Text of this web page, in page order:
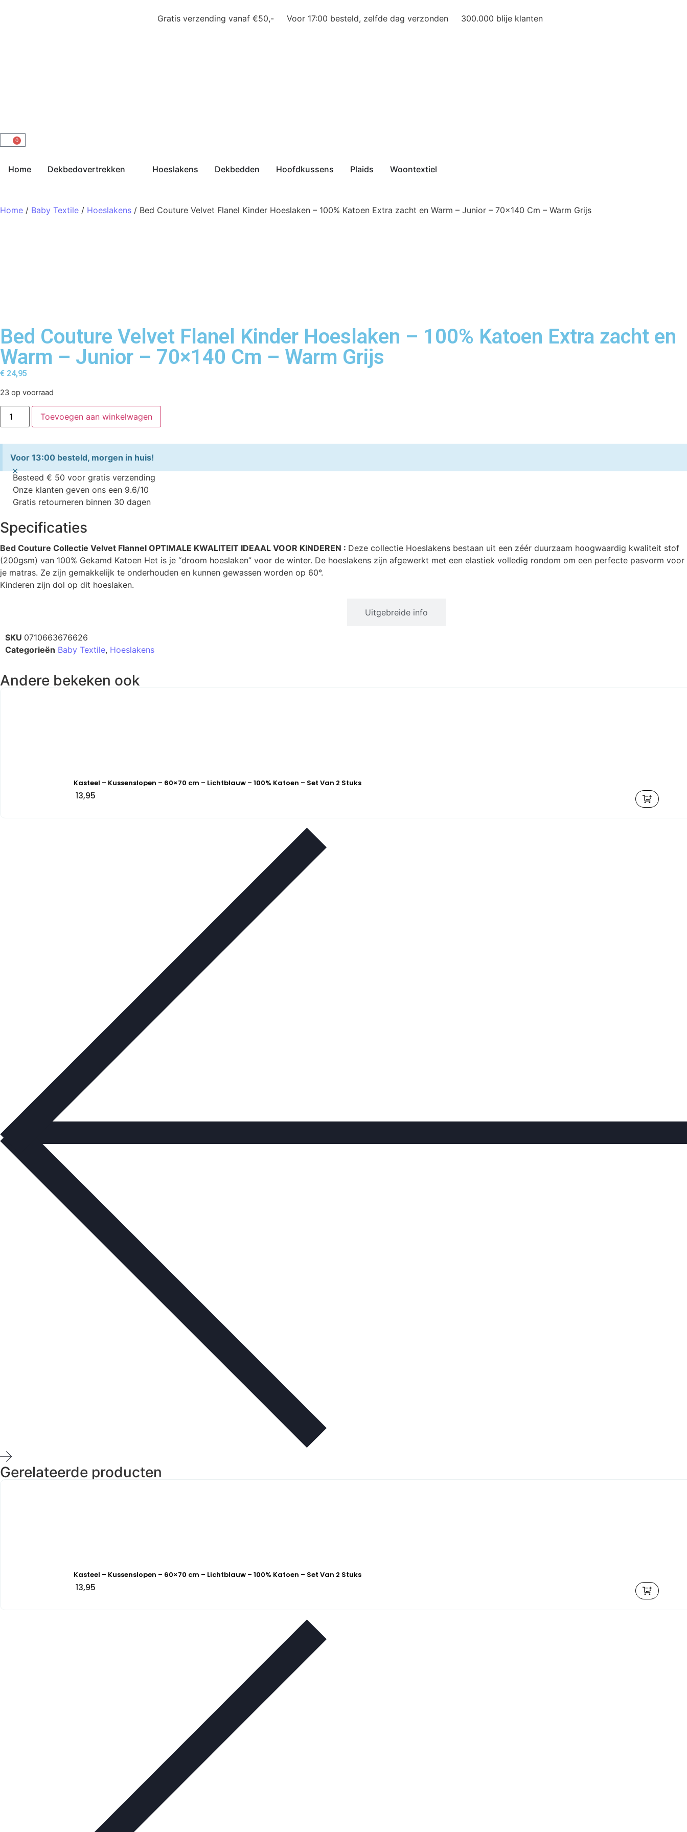
Gratis verzending vanaf €50,- Voor 17:00 besteld, zelfde dag verzonden 300.000 blije klanten
0
Home Dekbedovertrekken Hoeslakens Dekbedden Hoofdkussens Plaids Woontextiel
Home / Baby Textile / Hoeslakens / Bed Couture Velvet Flanel Kinder Hoeslaken – 100% Katoen Extra zacht en Warm – Junior – 70×140 Cm – Warm Grijs
Bed Couture Velvet Flanel Kinder Hoeslaken – 100% Katoen Extra zacht en
Warm – Junior – 70×140 Cm – Warm Grijs
€ 24,95
23 op voorraad
Toevoegen aan winkelwagen
Voor 13:00 besteld, morgen in huis!
×
Besteed € 50 voor gratis verzending
Onze klanten geven ons een 9.6/10
Gratis retourneren binnen 30 dagen
Specificaties
Bed Couture Collectie Velvet Flannel OPTIMALE KWALITEIT IDEAAL VOOR KINDEREN : Deze collectie Hoeslakens bestaan uit een zéér duurzaam hoogwaardig kwaliteit stof
(200gsm) van 100% Gekamd Katoen Het is je “droom hoeslaken” voor de winter. De hoeslakens zijn afgewerkt met een elastiek volledig rondom om een perfecte pasvorm voor
je matras. Ze zijn gemakkelijk te onderhouden en kunnen gewassen worden op 60°.
Kinderen zijn dol op dit hoeslaken.
Uitgebreide info
SKU 0710663676626
Categorieën Baby Textile, Hoeslakens
Andere bekeken ook
Kasteel – Kussenslopen – 60×70 cm – Lichtblauw – 100% Katoen – Set Van 2 Stuks
13,95
Gerelateerde producten
Kasteel – Kussenslopen – 60×70 cm – Lichtblauw – 100% Katoen – Set Van 2 Stuks
13,95